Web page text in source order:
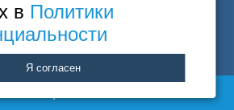
в Политики
Я согласен